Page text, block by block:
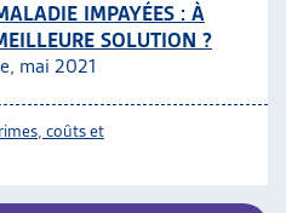
IMPAYÉES : À
SOLUTION ?
mai 2021
coûts et